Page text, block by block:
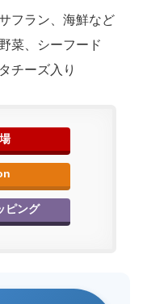
フラン、海鮮など
菜、シーフード
チーズ入り
ピング